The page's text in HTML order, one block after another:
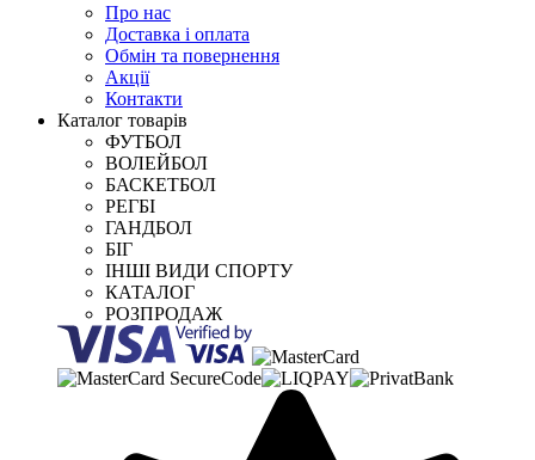
Про нас
Доставка і оплата
Обмін та повернення
Акції
Контакти
Каталог товарів
ФУТБОЛ
ВОЛЕЙБОЛ
БАСКЕТБОЛ
РЕГБІ
ГАНДБОЛ
БІГ
ІНШІ ВИДИ СПОРТУ
КАТАЛОГ
РОЗПРОДАЖ